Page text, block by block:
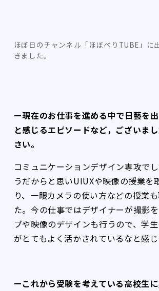
ほぼ日のチャンネル「ほぼべりTUBE」に
きました。
ー現在のお仕事を進める中で日藝を
と感じるエピソードなど，ございま
さい。
コミュニケーションデザイン専攻で
うだからと思いUIUXや映像の授業を
り、一眼カメラの使い方などの授業
た。今の仕事ではデザイナーが撮影
ブや映像のデザインも行うので、学
がとてもよく活かされているなと感じ
ーこれから受験を考えている高校生